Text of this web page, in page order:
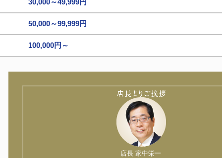
50,000～99,999円
100,000円～
店長 家中栄一